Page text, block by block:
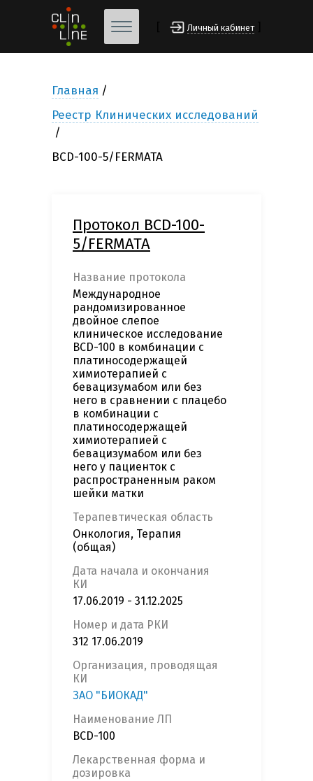
Личный кабинет
Главная
Реестр Клинических исследований
BCD-100-5/FERMATA
Протокол BCD-100-
5/FERMATA
Название протокола
Международное
рандомизированное
двойное слепое
клиническое исследование
BCD-100 в комбинации с
платиносодержащей
химиотерапией с
бевацизумабом или без
него в сравнении с плацебо
в комбинации с
платиносодержащей
химиотерапией с
бевацизумабом или без
него у пациенток с
распространенным раком
шейки матки
Терапевтическая область
Онкология, Терапия
(общая)
Дата начала и окончания
КИ
17.06.2019 - 31.12.2025
Номер и дата РКИ
312 17.06.2019
Организация, проводящая
КИ
ЗАО "БИОКАД"
Наименование ЛП
BCD-100
Лекарственная форма и
дозировка